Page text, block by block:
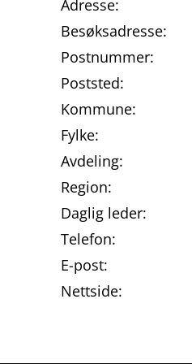
Adresse:
Besøksadresse:
Postnummer:
Poststed:
Kommune:
Fylke:
Avdeling:
Region:
Daglig leder:
Telefon:
E-post:
Nettside: